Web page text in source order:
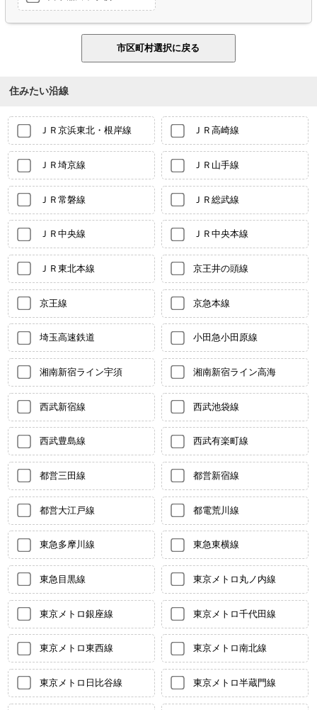
住みたい沿線
ＪＲ京浜東北・根岸線 ＪＲ高崎線
ＪＲ埼京線 ＪＲ山手線
ＪＲ常磐線 ＪＲ総武線
ＪＲ中央線 ＪＲ中央本線
ＪＲ東北本線 京王井の頭線
京王線 京急本線
埼玉高速鉄道 小田急小田原線
湘南新宿ライン宇須 湘南新宿ライン高海
西武新宿線 西武池袋線
西武豊島線 西武有楽町線
都営三田線 都営新宿線
都営大江戸線 都電荒川線
東急多摩川線 東急東横線
東急目黒線 東京メトロ丸ノ内線
東京メトロ銀座線 東京メトロ千代田線
東京メトロ東西線 東京メトロ南北線
東京メトロ日比谷線 東京メトロ半蔵門線